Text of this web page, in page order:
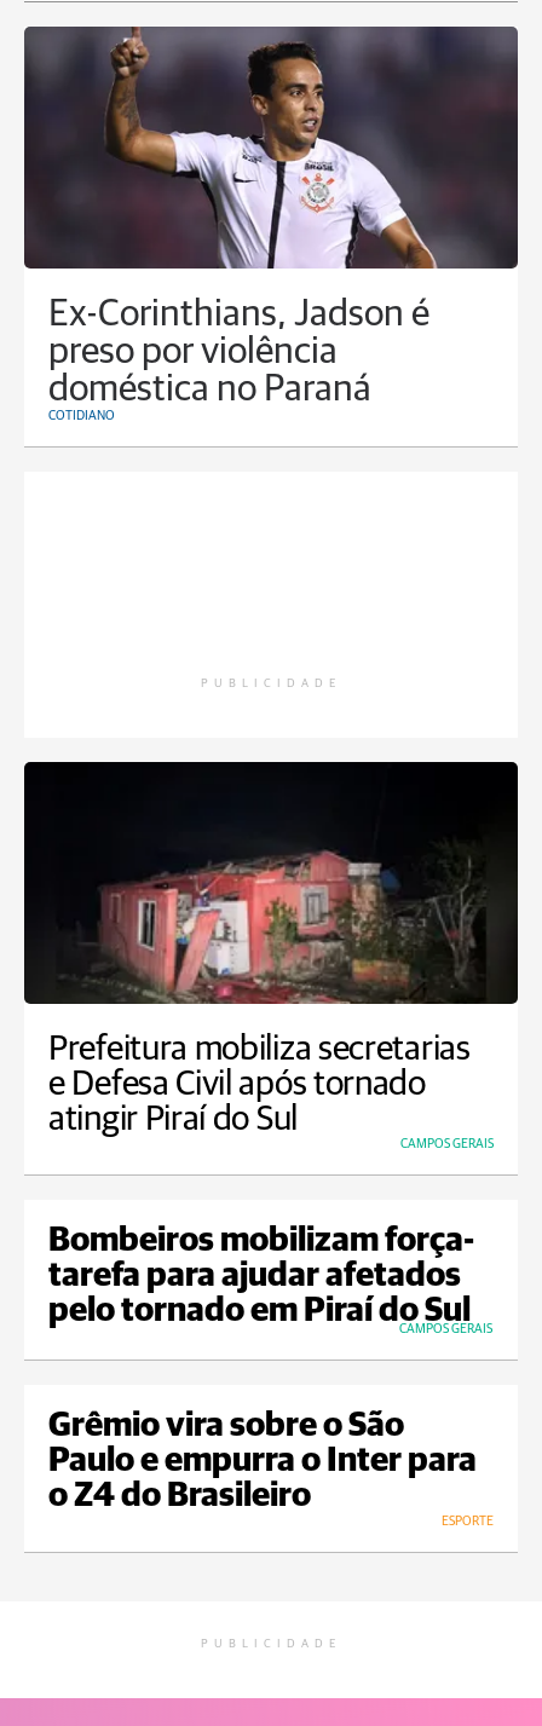
Ex-Corinthians, Jadson é
preso por violência
doméstica no Paraná
COTIDIANO
PUBLICIDADE
Prefeitura mobiliza secretarias
e Defesa Civil após tornado
atingir Piraí do Sul
CAMPOS GERAIS
Bombeiros mobilizam força-
tarefa para ajudar afetados
pelo tornado em Piraí do Sul
CAMPOS GERAIS
Grêmio vira sobre o São
Paulo e empurra o Inter para
o Z4 do Brasileiro
ESPORTE
PUBLICIDADE